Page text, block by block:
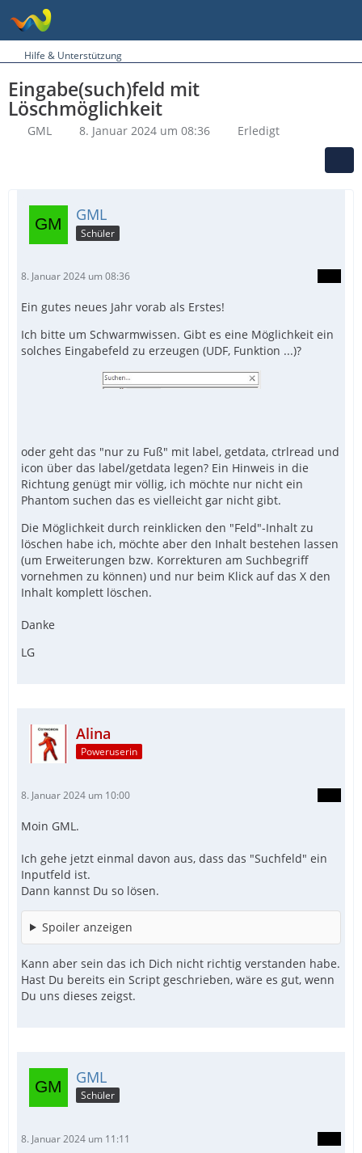
Hilfe & Unterstützung
Eingabe(such)feld mit
Löschmöglichkeit
GML 8. Januar 2024 um 08:36 Erledigt
GML
Schüler
8. Januar 2024 um 08:36
Ein gutes neues Jahr vorab als Erstes!
Ich bitte um Schwarmwissen. Gibt es eine Möglichkeit ein
solches Eingabefeld zu erzeugen (UDF, Funktion ...)?
oder geht das "nur zu Fuß" mit label, getdata, ctrlread und
icon über das label/getdata legen? Ein Hinweis in die
Richtung genügt mir völlig, ich möchte nur nicht ein
Phantom suchen das es vielleicht gar nicht gibt.
Die Möglichkeit durch reinklicken den "Feld"-Inhalt zu
löschen habe ich, möchte aber den Inhalt bestehen lassen
(um Erweiterungen bzw. Korrekturen am Suchbegriff
vornehmen zu können) und nur beim Klick auf das X den
Inhalt komplett löschen.
Danke
LG
Alina
Poweruserin
8. Januar 2024 um 10:00
Moin GML.
Ich gehe jetzt einmal davon aus, dass das "Suchfeld" ein
Inputfeld ist.
Dann kannst Du so lösen.
Spoiler anzeigen
Kann aber sein das ich Dich nicht richtig verstanden habe.
Hast Du bereits ein Script geschrieben, wäre es gut, wenn
Du uns dieses zeigst.
GML
Schüler
8. Januar 2024 um 11:11